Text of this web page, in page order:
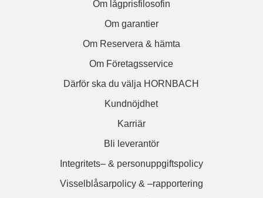
Om lågprisfilosofin
Om garantier
Om Reservera & hämta
Om Företagsservice
Därför ska du välja HORNBACH
Kundnöjdhet
Karriär
Bli leverantör
Integritets– & personuppgiftspolicy
Visselblåsarpolicy & –rapportering